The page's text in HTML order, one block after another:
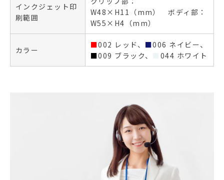
インクジェット印
刷範囲
W48×H11（mm） ボディ部：
W55×H4（mm）
カラー
■002 レッド、 ■006 ネイビー、
■009 ブラック、 044 ホワイト